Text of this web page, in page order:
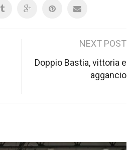
NEXT POST
Doppio Bastia, vittoria e
aggancio